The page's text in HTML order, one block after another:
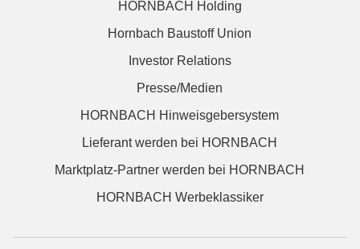
HORNBACH Holding
Hornbach Baustoff Union
Investor Relations
Presse/Medien
HORNBACH Hinweisgebersystem
Lieferant werden bei HORNBACH
Marktplatz-Partner werden bei HORNBACH
HORNBACH Werbeklassiker